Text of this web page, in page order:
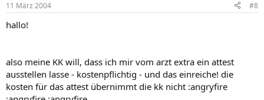
11 März 2004 #8
hallo!
also meine KK will, dass ich mir vom arzt extra ein attest
ausstellen lasse - kostenpflichtig - und das einreiche! die
kosten für das attest übernimmt die kk nicht :angryfire